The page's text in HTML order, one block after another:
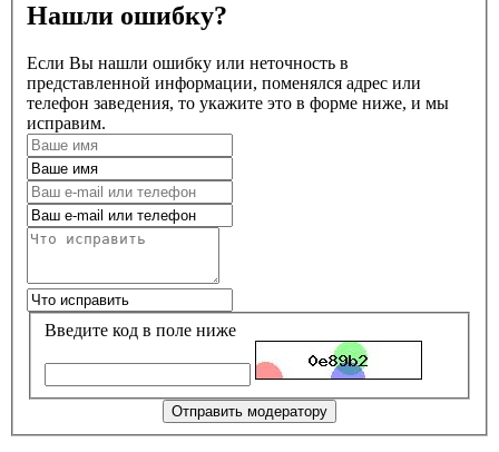
Нашли ошибку?
Если Вы нашли ошибку или неточность в
представленной информации, поменялся адрес или
телефон заведения, то укажите это в форме ниже, и мы
исправим.
Введите код в поле ниже
Отправить модератору